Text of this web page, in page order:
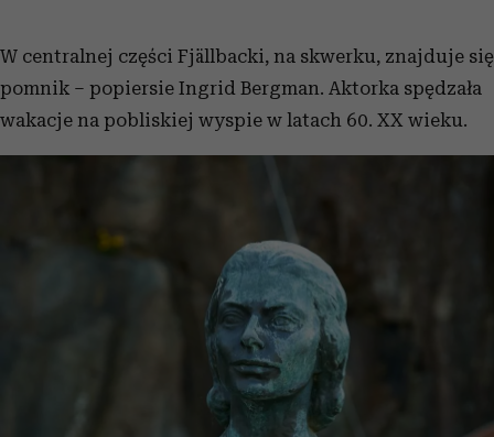
W centralnej części Fjällbacki, na skwerku, znajduje się
pomnik – popiersie Ingrid Bergman. Aktorka spędzała
wakacje na pobliskiej wyspie w latach 60. XX wieku.